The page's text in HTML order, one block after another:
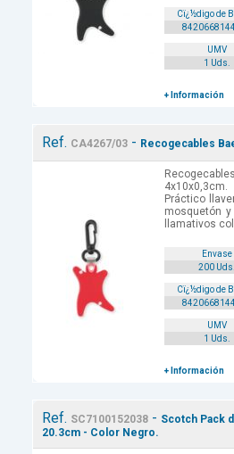
Cï¿½digo de
UMV
1 Uds.
+ Información
Ref. CA4267/03 - Recogecables
Práctico
mosquetón
llamativos
Envase
200
Cï¿½digo de
UMV
1 Uds.
+ Información
Ref. SC7100152038 - Scotch Pack
20.3cm - Color Negro.